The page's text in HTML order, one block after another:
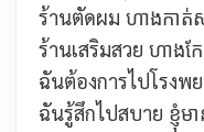
ร้านตัดผม ហាងកាត់
ร้านเสริมสวย ហាងក
ฉันต้องการไปโรงพยา
ฉันรู้สึกไปสบาย ខ្ញុំ